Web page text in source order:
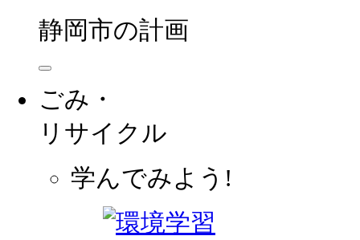
静岡市の計画
ごみ・
リサイクル
学んでみよう!